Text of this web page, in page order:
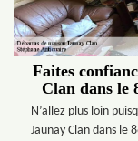
Faites
Clan dans le
N’allez plus loin
Jaunay Clan dans le